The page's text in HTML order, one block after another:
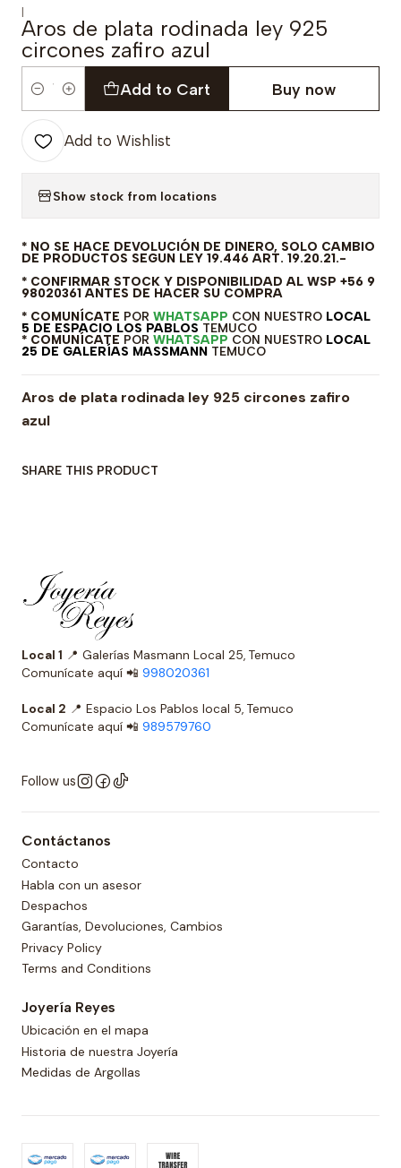
|
Aros de plata rodinada ley 925
circones zafiro azul
Quantity
Add to Cart Buy now
Add to Wishlist
Show stock from locations
* NO SE HACE DEVOLUCIÓN DE DINERO, SOLO CAMBIO
DE PRODUCTOS SEGUN LEY 19.446 ART. 19.20.21.-
* CONFIRMAR STOCK Y DISPONIBILIDAD AL WSP +56 9
98020361 ANTES DE HACER SU COMPRA
* COMUNÍCATE POR WHATSAPP CON NUESTRO LOCAL
5 DE ESPACIO LOS PABLOS TEMUCO
* COMUNÍCATE POR WHATSAPP CON NUESTRO LOCAL
25 DE GALERÍAS MASSMANN TEMUCO
Aros de plata rodinada ley 925 circones zafiro
azul
SHARE THIS PRODUCT
Local 1 📍 Galerías Masmann Local 25, Temuco
Comunícate aquí 📲 998020361
Local 2 📍 Espacio Los Pablos local 5, Temuco
Comunícate aquí 📲 989579760
Follow us
Contáctanos
Contacto
Habla con un asesor
Despachos
Garantías, Devoluciones, Cambios
Privacy Policy
Terms and Conditions
Joyería Reyes
Ubicación en el mapa
Historia de nuestra Joyería
Medidas de Argollas